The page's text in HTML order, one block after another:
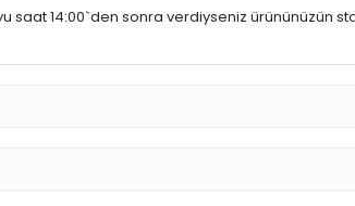
saat 14:00`den sonra verdiyseniz ürününüzün